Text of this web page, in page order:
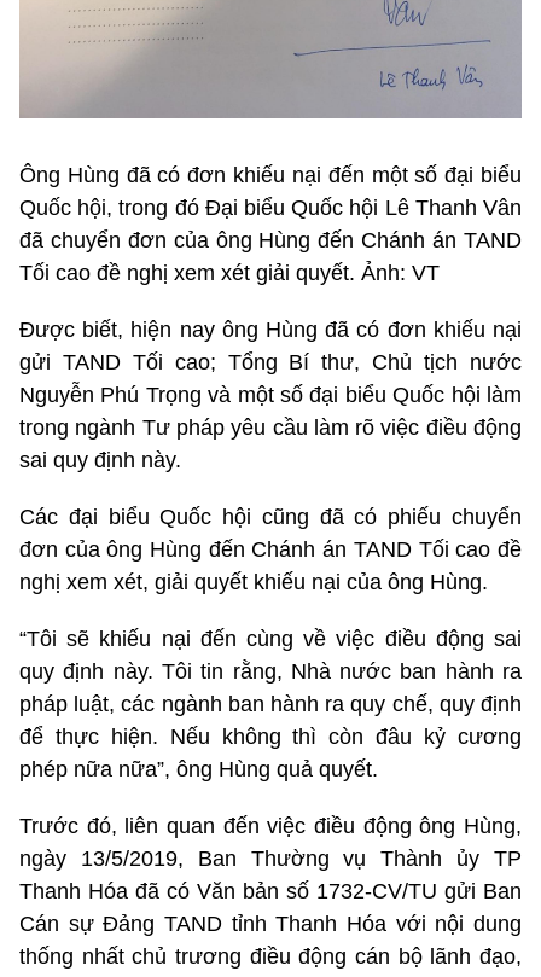
Ông Hùng đã có đơn khiếu nại đến một số đại biểu
Quốc hội, trong đó Đại biểu Quốc hội Lê Thanh Vân
đã chuyển đơn của ông Hùng đến Chánh án TAND
Tối cao đề nghị xem xét giải quyết. Ảnh: VT
Được biết, hiện nay ông Hùng đã có đơn khiếu nại
gửi TAND Tối cao; Tổng Bí thư, Chủ tịch nước
Nguyễn Phú Trọng và một số đại biểu Quốc hội làm
trong ngành Tư pháp yêu cầu làm rõ việc điều động
sai quy định này.
Các đại biểu Quốc hội cũng đã có phiếu chuyển
đơn của ông Hùng đến Chánh án TAND Tối cao đề
nghị xem xét, giải quyết khiếu nại của ông Hùng.
“Tôi sẽ khiếu nại đến cùng về việc điều động sai
quy định này. Tôi tin rằng, Nhà nước ban hành ra
pháp luật, các ngành ban hành ra quy chế, quy định
để thực hiện. Nếu không thì còn đâu kỷ cương
phép nữa nữa”, ông Hùng quả quyết.
Trước đó, liên quan đến việc điều động ông Hùng,
ngày 13/5/2019, Ban Thường vụ Thành ủy TP
Thanh Hóa đã có Văn bản số 1732-CV/TU gửi Ban
Cán sự Đảng TAND tỉnh Thanh Hóa với nội dung
thống nhất chủ trương điều động cán bộ lãnh đạo,